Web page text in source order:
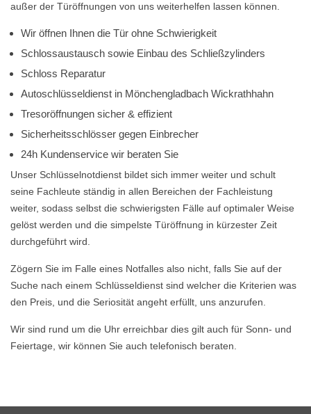
außer der Türöffnungen von uns weiterhelfen lassen können.
Wir öffnen Ihnen die Tür ohne Schwierigkeit
Schlossaustausch sowie Einbau des Schließzylinders
Schloss Reparatur
Autoschlüsseldienst in Mönchengladbach Wickrathhahn
Tresoröffnungen sicher & effizient
Sicherheitsschlösser gegen Einbrecher
24h Kundenservice wir beraten Sie
Unser Schlüsselnotdienst bildet sich immer weiter und schult
seine Fachleute ständig in allen Bereichen der Fachleistung
weiter, sodass selbst die schwierigsten Fälle auf optimaler Weise
gelöst werden und die simpelste Türöffnung in kürzester Zeit
durchgeführt wird.
Zögern Sie im Falle eines Notfalles also nicht, falls Sie auf der
Suche nach einem Schlüsseldienst sind welcher die Kriterien was
den Preis, und die Seriosität angeht erfüllt, uns anzurufen.
Wir sind rund um die Uhr erreichbar dies gilt auch für Sonn- und
Feiertage, wir können Sie auch telefonisch beraten.